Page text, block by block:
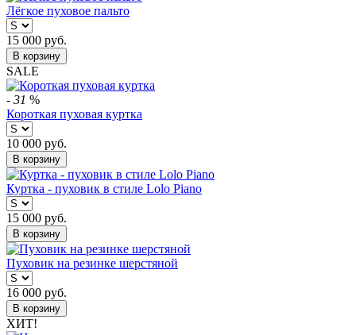
Лёгкое пуховое пальто
15 000 руб.
В корзину
SALE
- 31 %
Короткая пуховая куртка
10 000 руб.
В корзину
Куртка - пуховик в стиле Lolo Piano
15 000 руб.
В корзину
Пуховик на резинке шерстяной
16 000 руб.
В корзину
ХИТ!